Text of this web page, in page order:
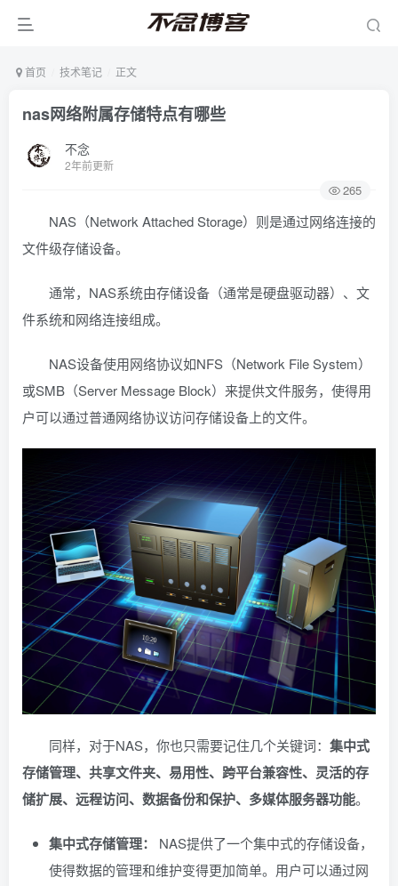
首页 技术笔记 正文
nas网络附属存储特点有哪些
不念
2年前更新
265
NAS（Network Attached Storage）则是通过网络连接的
文件级存储设备。
通常，NAS系统由存储设备（通常是硬盘驱动器）、文
件系统和网络连接组成。
NAS设备使用网络协议如NFS（Network File System）
或SMB（Server Message Block）来提供文件服务，使得用
户可以通过普通网络协议访问存储设备上的文件。
同样，对于NAS，你也只需要记住几个关键词： 集中式
存储管理、共享文件夹、易用性、跨平台兼容性、灵活的存
储扩展、远程访问、数据备份和保护、多媒体服务器功能。
集中式存储管理：
NAS提供了一个集中式的存储设备，
使得数据的管理和维护变得更加简单。用户可以通过网